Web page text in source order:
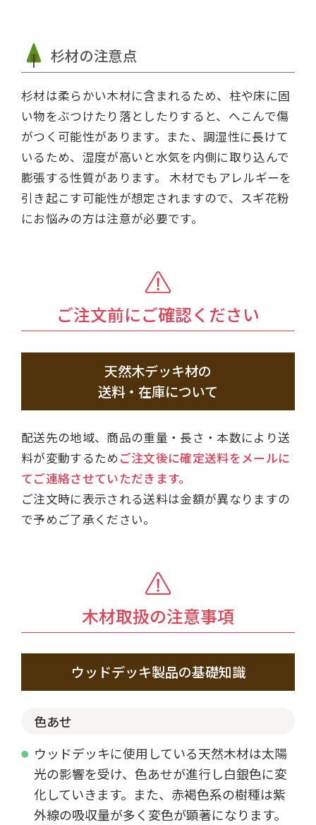
杉材の注意点
杉材は柔らかい木材に含まれるため、柱や床に固
い物をぶつけたり落としたりすると、へこんで傷
がつく可能性があります。また、調湿性に長けて
いるため、湿度が高いと水気を内側に取り込んで
膨張する性質があります。 木材でもアレルギーを
引き起こす可能性が想定されますので、スギ花粉
にお悩みの方は注意が必要です。
ご注文前にご確認ください
天然木デッキ材の
送料・在庫について
配送先の地域、商品の重量・長さ・本数により送
料が変動するため ご注文後に確定送料をメールに
てご連絡させていただきます。
ご注文時に表示される送料は金額が異なりますの
で予めご了承ください。
木材取扱の注意事項
ウッドデッキ製品の基礎知識
色あせ
ウッドデッキに使用している天然木材は太陽
光の影響を受け、色あせが進行し白銀色に変
化していきます。また、赤褐色系の樹種は紫
外線の吸収量が多く変色が顕著になります。